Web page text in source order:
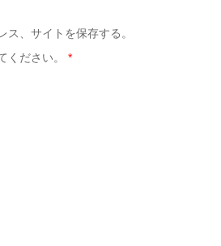
、サイトを保存する。
ください。 *